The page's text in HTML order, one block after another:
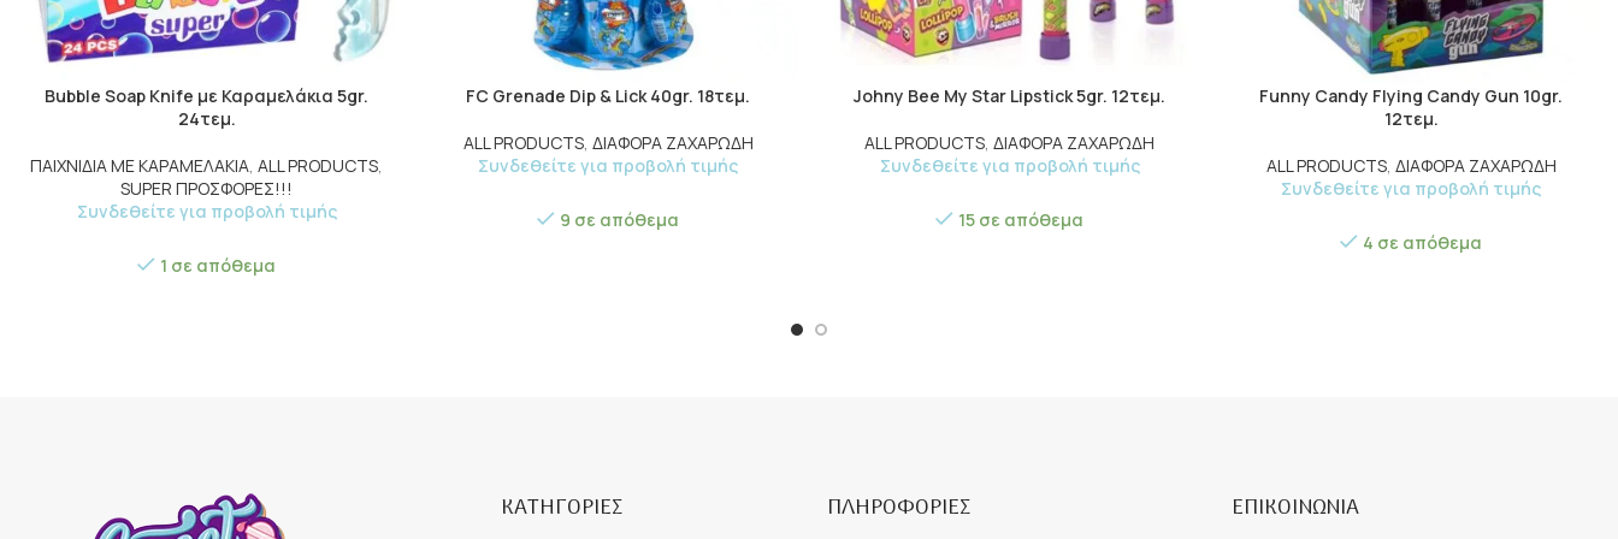
Bubble Soap Knife με Καραμελάκια 5gr.
24τεμ.
ΠΑΙΧΝΙΔΙΑ ΜΕ ΚΑΡΑΜΕΛΑΚΙΑ ,ALL PRODUCTS
SUPER ΠΡΟΣΦΟΡΕΣ!!!
Συνδεθείτε για προβολή τιμής
1 σε απόθεμα
FC Grenade Dip & Lick 40gr. 18τεμ.
ALL PRODUCTS, ΔΙΑΦΟΡΑ ΖΑΧΑΡΩΔΗ
Συνδεθείτε για προβολή τιμής
9 σε απόθεμα
Johny Bee My Star Lipstick 5gr. 12τεμ.
ALL PRODUCTS ,ΔΙΑΦΟΡΑ ΖΑΧΑΡΩΔΗ
Συνδεθείτε για προβολή τιμής
15 σε απόθεμα
Funny Candy Flying Candy Gun 10gr.
12τεμ.
ALL PRODUCTS, ΔΙΑΦΟΡΑ ΖΑΧΑΡΩΔΗ
Συνδεθείτε για προβολή τιμής
4 σε απόθεμα
ΚΑΤΗΓΟΡΙΕΣ ΠΛΗΡΟΦΟΡΙΕΣ ΕΠΙΚΟΙΝΩΝΙΑ